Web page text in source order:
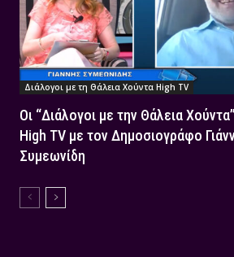
Διάλογοι με τη Θάλεια Χούντα High TV
Οι “Διάλογοι με την Θάλεια
High TV με τον Δημοσιογράφο
Συμεωνίδη